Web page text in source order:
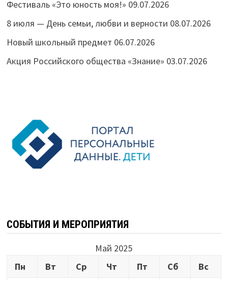
Фестиваль «Это юность моя!» 09.07.2026
8 июля — День семьи, любви и верности 08.07.2026
Новый школьный предмет 06.07.2026
Акция Российского общества «Знание» 03.07.2026
СОБЫТИЯ И МЕРОПРИЯТИЯ
Май 2025
Пн
Вт Ср Чт Пт Сб
Вс